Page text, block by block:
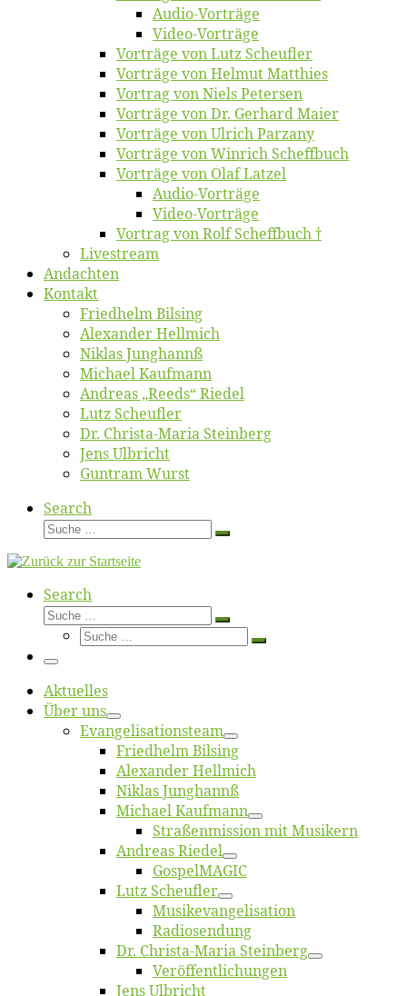
Au­dio-Vor­trä­ge
Vi­deo-Vor­trä­ge
Vor­trä­ge von Lutz Scheufler
Vor­trä­ge von Hel­mut Matthies
Vor­trag von Niels Petersen
Vor­trä­ge von Dr. Ger­hard Maier
Vor­trä­ge von Ul­rich Parzany
Vor­trä­ge von Win­rich Scheffbuch
Vor­trä­ge von Olaf Latzel
Au­dio-Vor­trä­ge
Vi­deo-Vor­trä­ge
Vor­trag von Rolf Scheffbuch †
Live­stream
An­dach­ten
Kon­takt
Fried­helm Bilsing
Alex­an­der Hellmich
Ni­klas Junghannß
Mi­cha­el Kaufmann
An­dre­as „Reeds“ Riedel
Lutz Scheuf­ler
Dr. Chris­­ta-Ma­ria Steinberg
Jens Ulb­richt
Gun­tram Wurst
Search
Suche
Suche
Search
Suche
Suche
Suche
Suche
Menü
Ak­tu­el­les
Über uns
Evangelisa­tions­team
Fried­helm Bilsing
Alex­an­der Hellmich
Ni­klas Junghannß
Mi­cha­el Kaufmann
Straßenmis­sion mit Musikern
An­dre­as Riedel
Gos­pel­MA­GIC
Lutz Scheuf­ler
Musikevan­ge­li­sa­tion
Ra­dio­sen­dung
Dr. Chris­­ta-Ma­ria Steinberg
Ver­öf­fent­li­chun­gen
Jens Ulb­richt